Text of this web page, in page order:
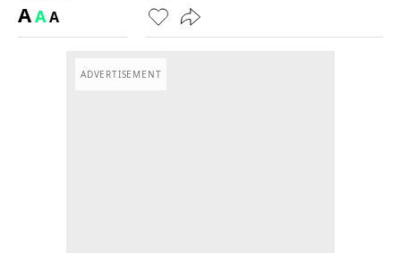
AAA
ADVERTISEMENT